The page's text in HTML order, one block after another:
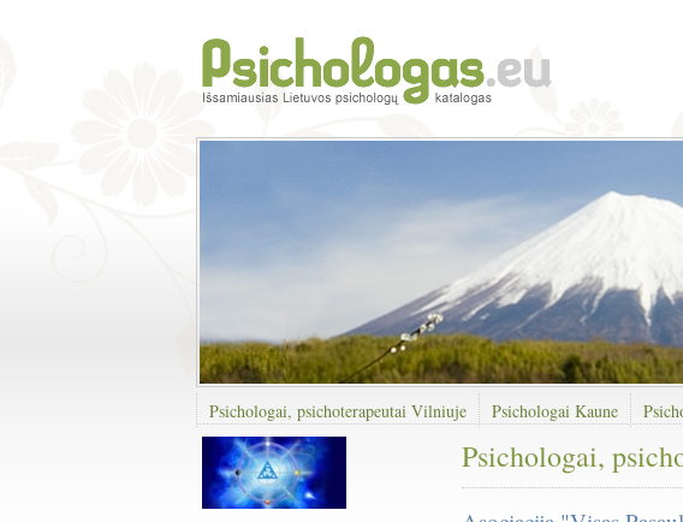
Psichologai, psichoterapeutai Vilniuje Psichologai Kaune
Psichologai,